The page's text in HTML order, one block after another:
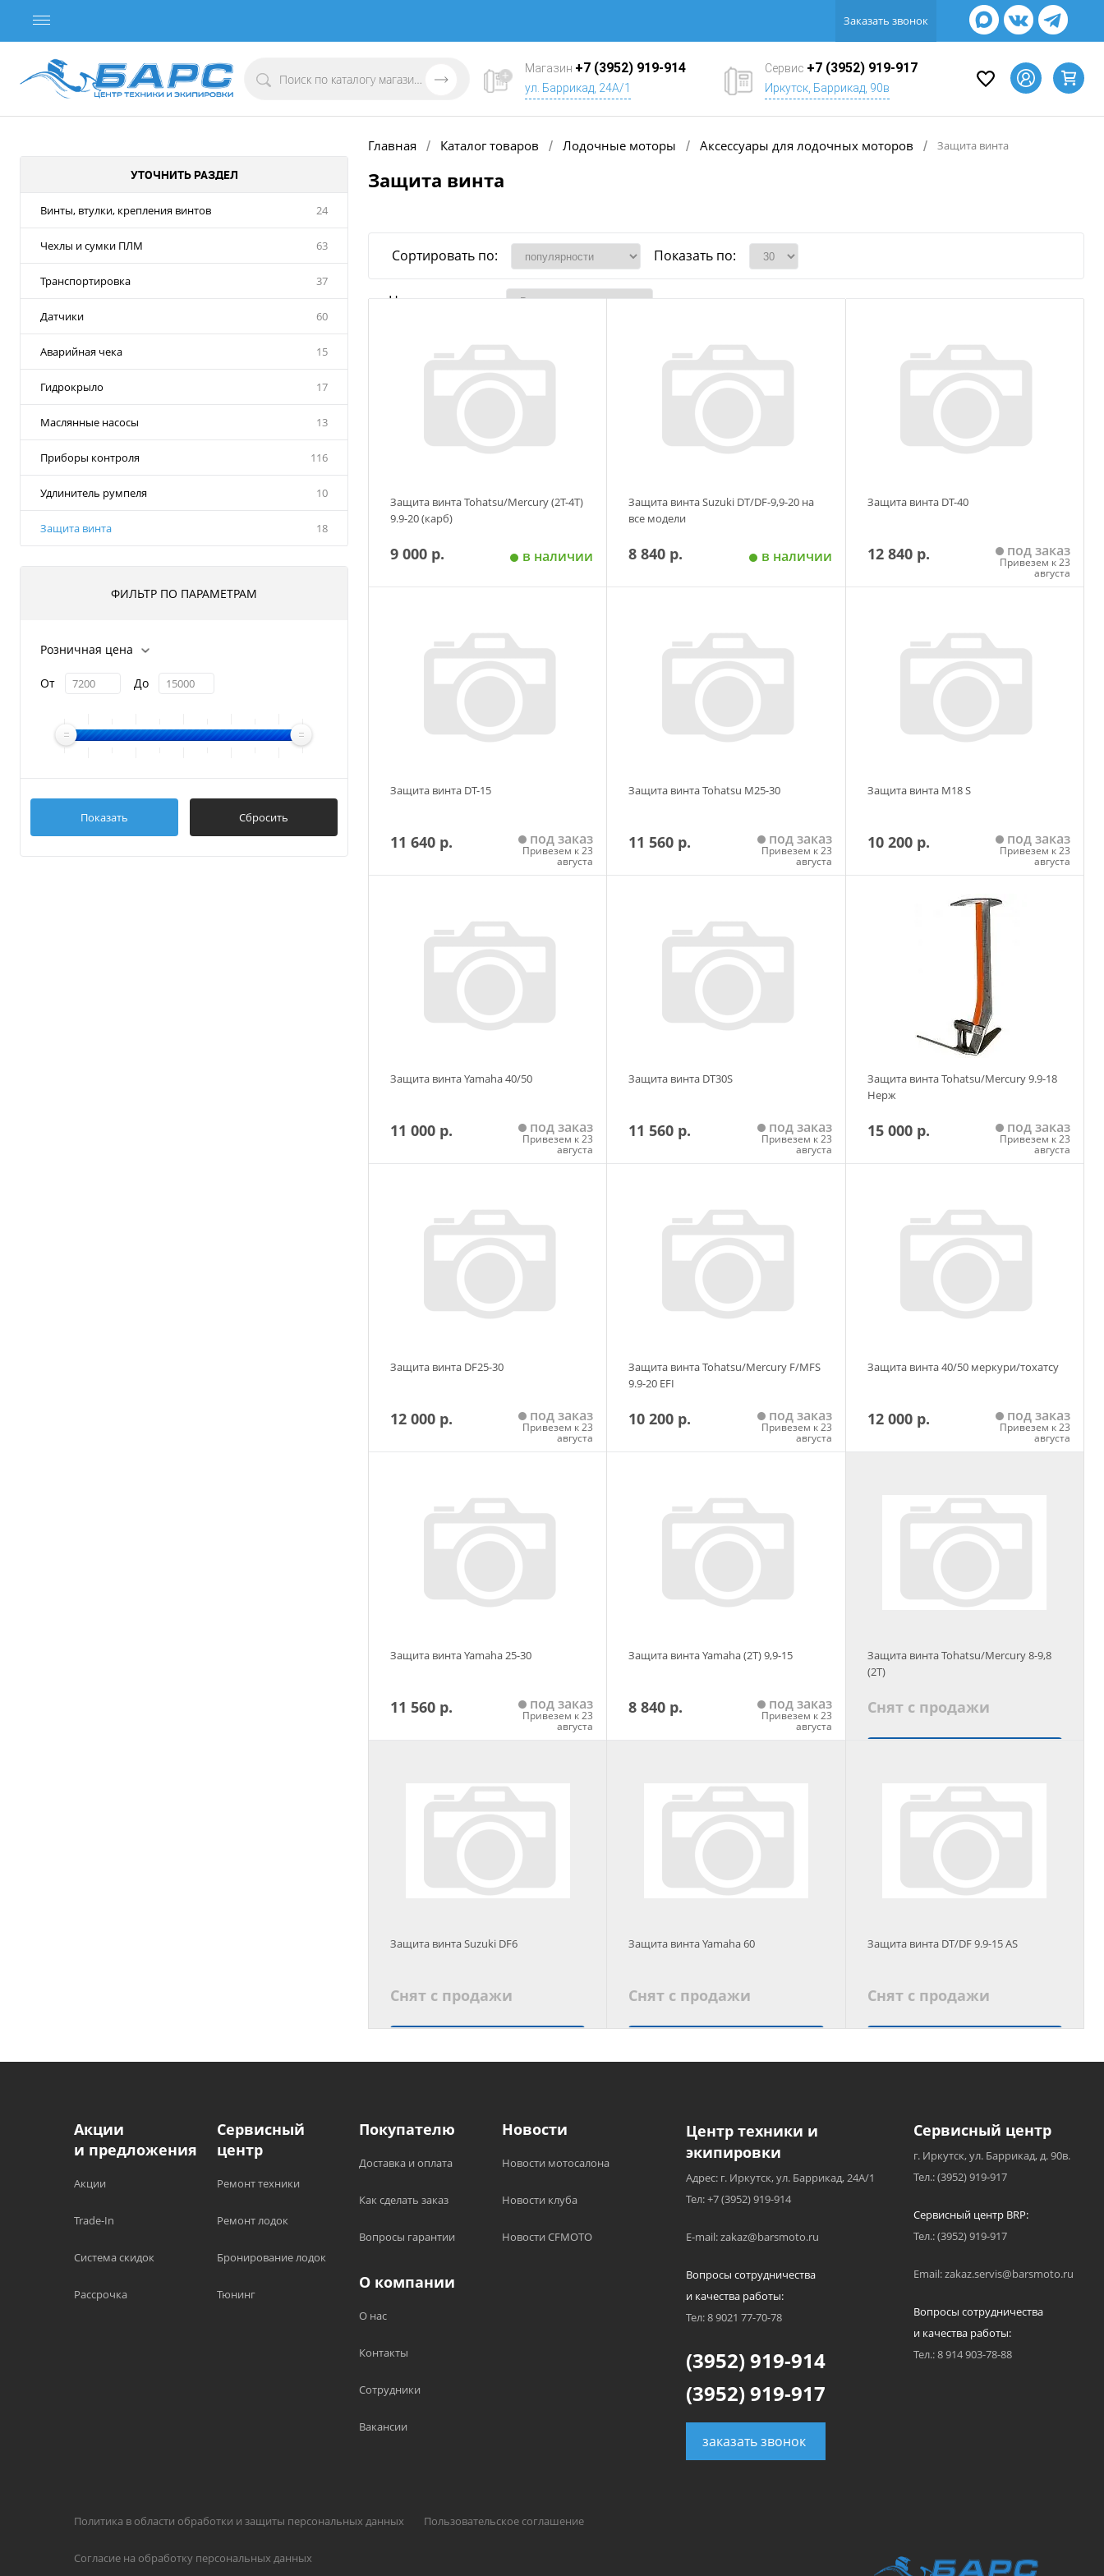
Заказать звонок
Магазин +7 (3952) 919-914
ул. Баррикад, 24А/1
Сервис +7 (3952) 919-917
Иркутск, Баррикад, 90в
УТОЧНИТЬ РАЗДЕЛ
Винты, втулки, крепления винтов 24
Чехлы и сумки ПЛМ 63
Транспортировка 37
Датчики 60
Аварийная чека 15
Гидрокрыло 17
Маслянные насосы 13
Приборы контроля 116
Удлинитель румпеля 10
Защита винта 18
ФИЛЬТР ПО ПАРАМЕТРАМ
Розничная цена
От До
Показать Сбросить
Главная / Каталог товаров / Лодочные моторы / Аксессуары для лодочных моторов / Защита винта
Защита винта
Сортировать по: Показать по:
Наличие товара
Защита винта Tohatsu/Mercury (2T-4T)
9.9-20 (карб)
9 000 р. в наличии
Защита винта Suzuki DT/DF-9,9-20 на
все модели
8 840 р. в наличии
Защита винта DT-40
12 840 р. под заказ
Привезем к 23
августа
Защита винта DT-15
11 640 р. под заказ
Привезем к 23
августа
Защита винта Tohatsu М25-30
11 560 р. под заказ
Привезем к 23
августа
Защита винта М18 S
10 200 р. под заказ
Привезем к 23
августа
Добавить в корзину
Защита винта Yamaha 40/50
11 000 р. под заказ
Привезем к 23
августа
Защита винта DT30S
11 560 р. под заказ
Привезем к 23
августа
Защита винта Tohatsu/Mercury 9.9-18
Нерж
15 000 р. под заказ
Привезем к 23
августа
Защита винта DF25-30
12 000 р. под заказ
Привезем к 23
августа
Защита винта Tohatsu/Mercury F/MFS
9.9-20 EFI
10 200 р. под заказ
Привезем к 23
августа
Защита винта 40/50 меркури/тохатсу
12 000 р. под заказ
Привезем к 23
августа
Защита винта Yamaha 25-30
11 560 р. под заказ
Привезем к 23
августа
Защита винта Yamaha (2T) 9,9-15
8 840 р. под заказ
Привезем к 23
августа
Защита винта Tohatsu/Mercury 8-9,8
(2T)
Снят с продажи
Защита винта Suzuki DF6
Снят с продажи
Защита винта Yamaha 60
Снят с продажи
Защита винта DT/DF 9.9-15 AS
Снят с продажи
Акции
и предложения
Акции
Trade-In
Система скидок
Рассрочка
Сервисный
центр
Ремонт техники
Ремонт лодок
Бронирование лодок
Тюнинг
Покупателю
Доставка и оплата
Как сделать заказ
Вопросы гарантии
Новости
Новости мотосалона
Новости клуба
Новости CFMOTO
О компании
О нас
Контакты
Сотрудники
Вакансии
Политика в области обработки и защиты персональных данных Пользовательское соглашение
Согласие на обработку персональных данных
Центр техники и
экипировки
Адрес: г. Иркутск, ул. Баррикад, 24А/1
Тел: +7 (3952) 919-914
E-mail: zakaz@barsmoto.ru
Вопросы сотрудничества
и качества работы:
Тел: 8 9021 77-70-78
(3952) 919-914
(3952) 919-917
заказать звонок
Сервисный центр
г. Иркутск, ул. Баррикад, д. 90в.
Тел.: (3952) 919-917
Сервисный центр BRP:
Тел.: (3952) 919-917
Email: zakaz.servis@barsmoto.ru
Вопросы сотрудничества
и качества работы:
Тел.: 8 914 903-78-88